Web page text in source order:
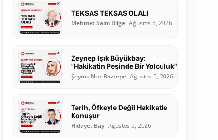
TEKSAS TEKSAS OLALI
Mehmet Saim Bilge Ağustos 5, 2026
Zeynep Işık Büyükbay:
"Hakikatin Peşinde Bir Yolculuk"
Şeyma Nur Boztepe Ağustos 5, 2026
Tarih, Öfkeyle Değil Hakikatle
Konuşur
Hidayet Bay Ağustos 5, 2026